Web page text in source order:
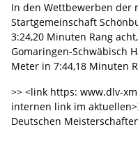
In den Wettbewerben der
Startgemeinschaft
3:24,20 Minuten Rang
Gomaringen-Schwäbisch
Meter in 7:44,18 Minuten
>> <link https: www.dlv-
internen link im
Deutschen